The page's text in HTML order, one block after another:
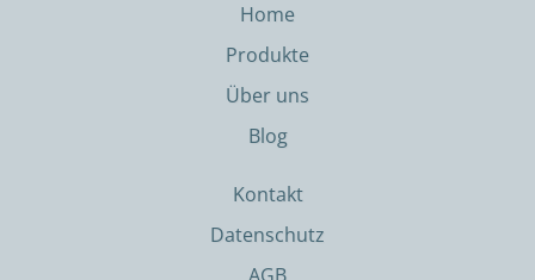
Home
Produkte
Über uns
Blog
Kontakt
Datenschutz